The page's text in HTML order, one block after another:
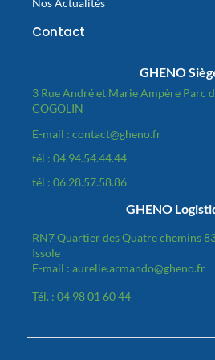
Nos Actualités
Contact
GHENO
3 Rue André et Marie Ampère Parc
COGOLIN
E-mail : contact@gheno.fr
tél : 04.94.54.44.44
tél : 06.28.57.58.86
GHENO
RN7 Quartier des Quatre chemins
Issole
E-mail : aurelie.armando@gheno.fr
Tél. : 04 98 01 60 44